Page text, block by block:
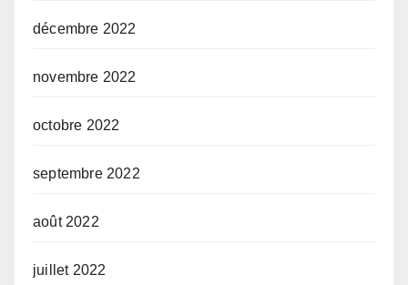
décembre 2022
novembre 2022
octobre 2022
septembre 2022
août 2022
juillet 2022